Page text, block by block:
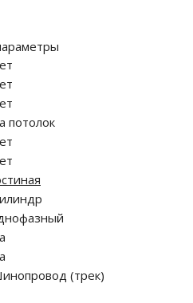
потолок
(трек)